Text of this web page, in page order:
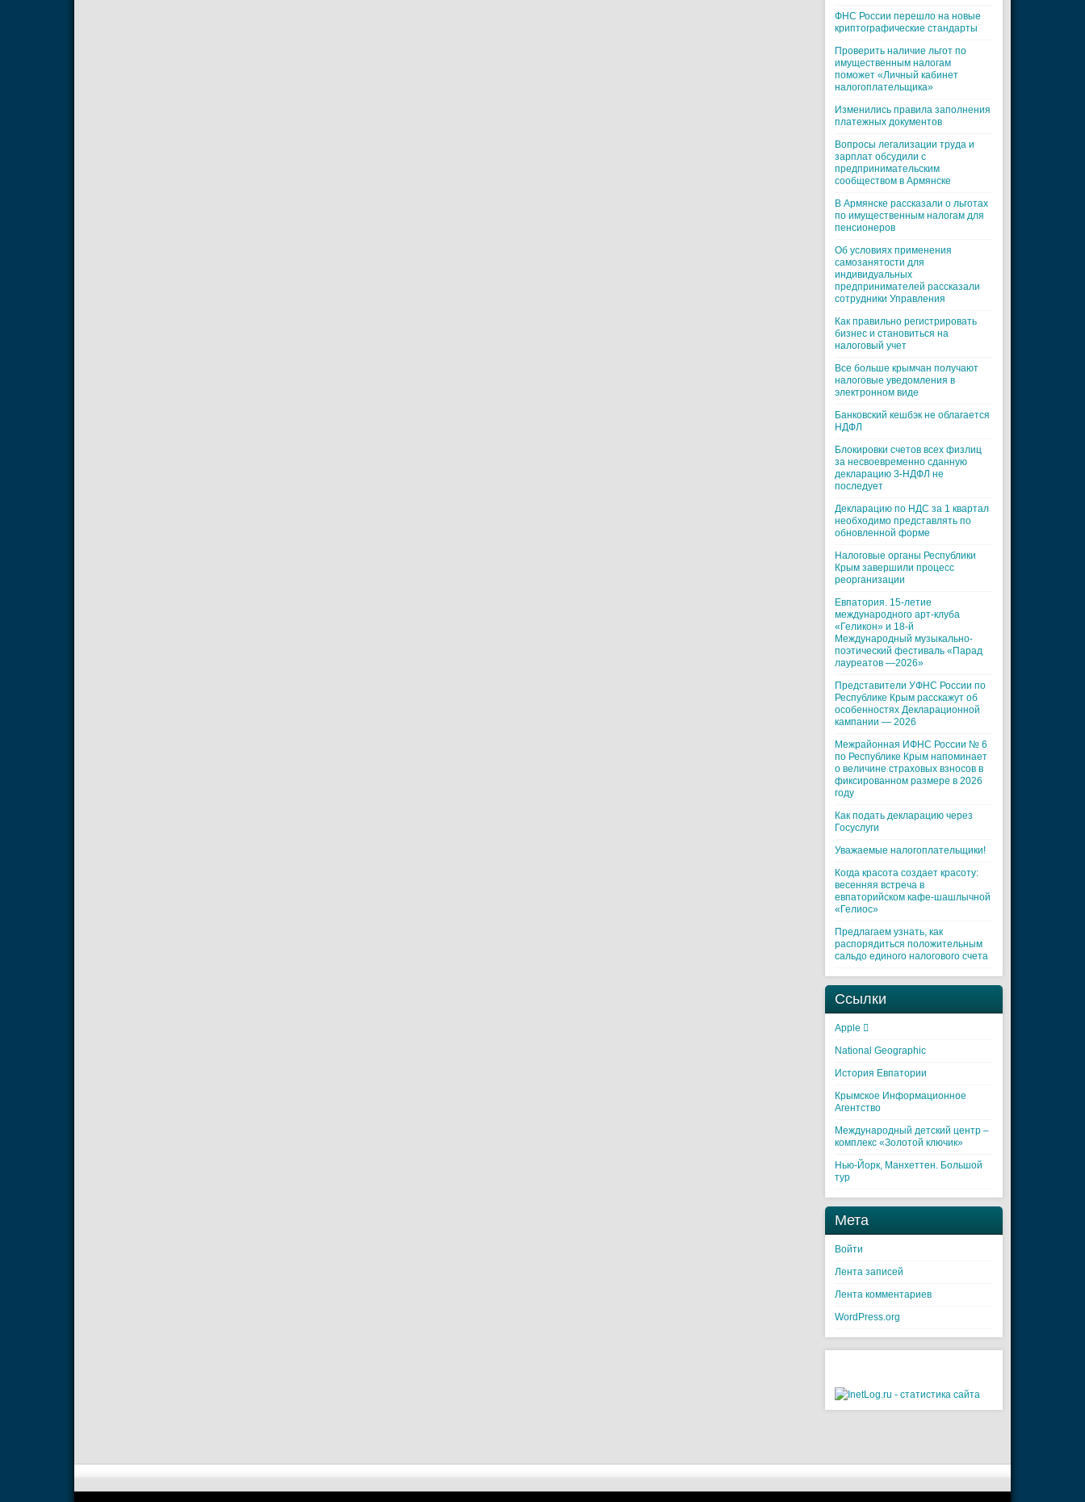
ФНС России перешло на новые
криптографические стандарты
Проверить наличие льгот по
имущественным налогам
поможет «Личный кабинет
налогоплательщика»
Изменились правила заполнения
платежных документов
Вопросы легализации труда и
зарплат обсудили с
предпринимательским
сообществом в Армянске
В Армянске рассказали о льготах
по имущественным налогам для
пенсионеров
Об условиях применения
самозанятости для
индивидуальных
предпринимателей рассказали
сотрудники Управления
Как правильно регистрировать
бизнес и становиться на
налоговый учет
Все больше крымчан получают
налоговые уведомления в
электронном виде
Банковский кешбэк не облагается
НДФЛ
Блокировки счетов всех физлиц
за несвоевременно сданную
декларацию 3-НДФЛ не
последует
Декларацию по НДС за 1 квартал
необходимо представлять по
обновленной форме
Налоговые органы Республики
Крым завершили процесс
реорганизации
Евпатория. 15-летие
международного арт-клуба
«Геликон» и 18-й
Международный музыкально-
поэтический фестиваль «Парад
лауреатов —2026»
Представители УФНС России по
Республике Крым расскажут об
особенностях Декларационной
кампании — 2026
Межрайонная ИФНС России № 6
по Республике Крым напоминает
о величине страховых взносов в
фиксированном размере в 2026
году
Как подать декларацию через
Госуслуги
Уважаемые налогоплательщики!
Когда красота создает красоту:
весенняя встреча в
евпаторийском кафе-шашлычной
«Гелиос»
Предлагаем узнать, как
распорядиться положительным
сальдо единого налогового счета
Ссылки
Apple 
National Geographic
История Евпатории
Крымское Информационное
Агентство
Международный детский центр –
комплекс «Золотой ключик»
Нью-Йорк, Манхеттен. Большой
тур
Мета
Войти
Лента записей
Лента комментариев
WordPress.org